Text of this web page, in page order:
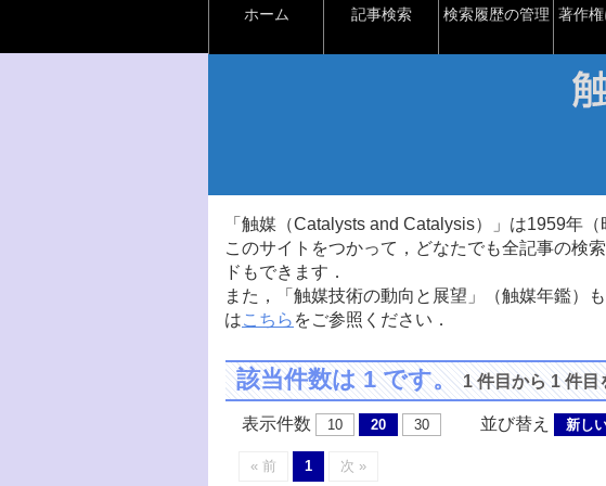
ホーム 記事検索 検索履歴の管理 著作
「触媒（Catalysts and Catalysis）」は1959年
このサイトをつかって，どなたでも全記事の検
ドもできます．
また，「触媒技術の動向と展望」（触媒年鑑）
はこちら をご参照ください．
該当件数は 1 です。1 件目から 1 件
表示件数 10 20 30 並び替え 新し
« 前 1 次 »